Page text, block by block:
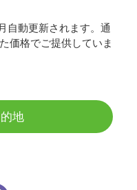
自動更新されます。通
価格でご提供していま
地